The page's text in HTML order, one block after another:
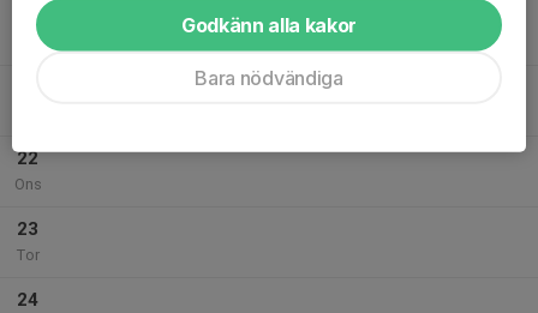
20
Mån
22
Ons
23
Tor
24
Godkänn alla kakor
Bara nödvändiga